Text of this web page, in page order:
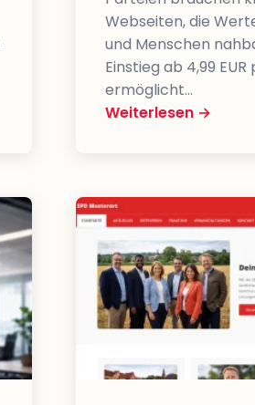
Webseiten, die
und Menschen
Einstieg ab 4,99
ermöglicht…
Weiterlesen →